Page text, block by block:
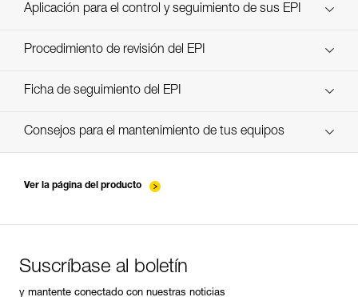
Technical Notice
Aplicación para el control y seguimiento de sus EPI
descubra ePPEcentre
Procedimiento de revisión del EPI
verif-EPI-ZILLON-procedure-ES
Ficha de seguimiento del EPI
verif-EPI-ZILLON-suivi-ES
Consejos para el mantenimiento de tus equipos
Ver la página del producto
Suscríbase al boletín
y mantente conectado con nuestras noticias